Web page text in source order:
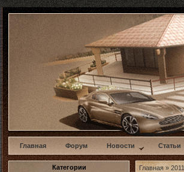
w
Главная Форум Новости Статьи
Категории
Главная » 2011